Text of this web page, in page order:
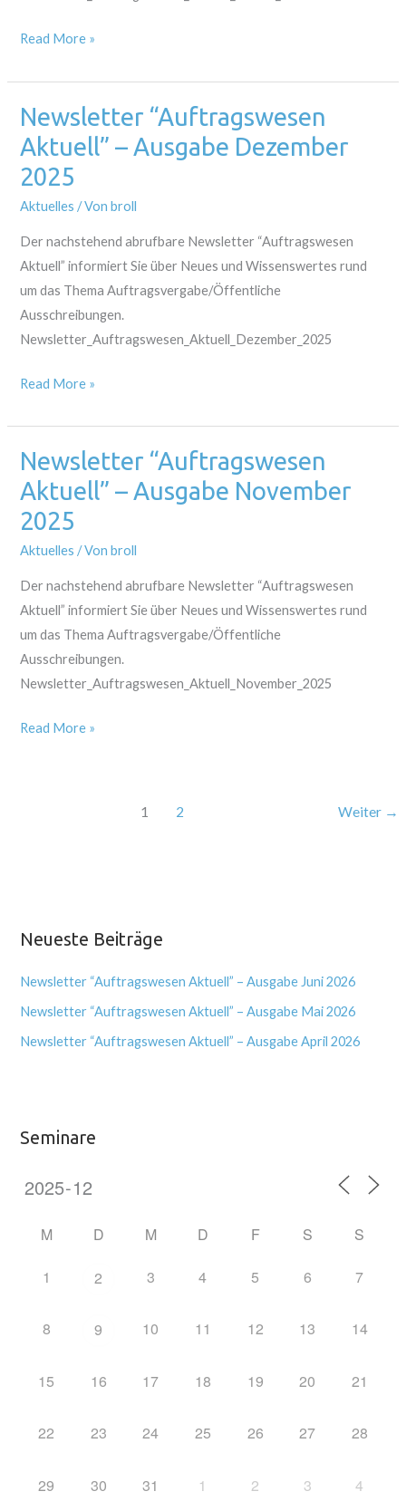
Read More »
Newsletter “Auftragswesen
Aktuell” – Ausgabe Dezember
2025
Aktuelles / Vonbroll
Der nachstehend abrufbare Newsletter “Auftragswesen
Aktuell” informiert Sie über Neues und Wissenswertes rund
um das Thema Auftragsvergabe/Öffentliche
Ausschreibungen.
Newsletter_Auftragswesen_Aktuell_Dezember_2025
Newsletter
“Auftragswesen
–
Ausgabe
Dezember
2025
Read More »
Newsletter “Auftragswesen
Aktuell” – Ausgabe November
2025
Aktuelles / Vonbroll
Der nachstehend abrufbare Newsletter “Auftragswesen
Aktuell” informiert Sie über Neues und Wissenswertes rund
um das Thema Auftragsvergabe/Öffentliche
Ausschreibungen.
Newsletter_Auftragswesen_Aktuell_November_2025
Newsletter
“Auftragswesen
–
Ausgabe
November
2025
Read More »
1 2 Weiter →
Neueste Beiträge
Newsletter “Auftragswesen Aktuell” – Ausgabe Juni 2026
Newsletter “Auftragswesen Aktuell” – Ausgabe Mai 2026
Newsletter “Auftragswesen Aktuell” – Ausgabe April 2026
Seminare
M D M D F S S
1 2 3 4 5 6 7
8 9 10 11 12 13 14
15 16 17 18 19 20 21
22 23 24 25 26 27 28
29 30 31 1 2 3 4